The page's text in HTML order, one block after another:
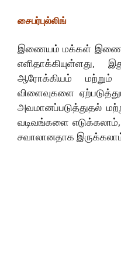
சைபர்புல்லிங்
இணையம் மக்கள் இணைய
எளிதாக்கியுள்ளது,
ஆரோக்கியம் மற்றும்
விளைவுகளை
அவமானப்படுத்துதல்
வடிவங்களை எடுக்கலாம்,
சவாலானதாக